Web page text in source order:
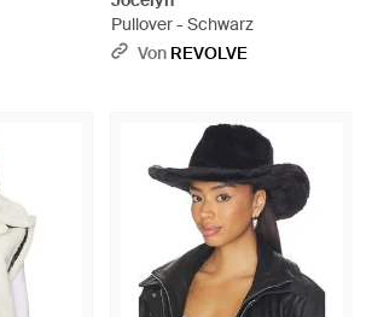
Pullover - Schwarz
Von REVOLVE